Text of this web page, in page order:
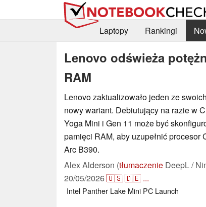
Laptopy
Rankingi
Lenovo odświeża
RAM
Lenovo zaktualizowało jeden ze
nowy wariant. Debiutujący na razie w
Yoga Mini i Gen 11 może być
pamięci RAM, aby uzupełnić procesor
Arc B390.
Alex Alderson (tłumaczenie DeepL /
20/05/2026🇺🇸🇩🇪 ...
Intel Panther Lake Mini PC Launch